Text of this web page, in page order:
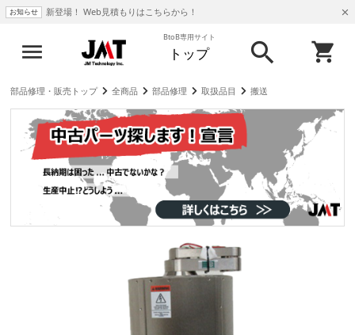
お知らせ 新登場！ Web見積もりはこちらから！
BtoB専用サイト
トップ
部品修理・販売トップ 全商品 部品修理 取扱品目 搬送